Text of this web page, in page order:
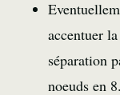
accentuer la
séparation
noeuds en 8.